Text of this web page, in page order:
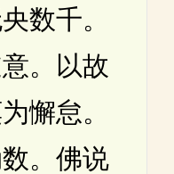
数千。
。以故
懈怠。
。佛说